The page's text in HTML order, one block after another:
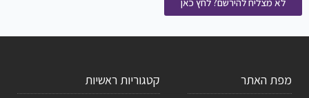
מפת האתר קטגוריות ראשיות